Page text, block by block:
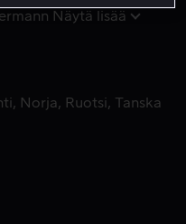
Näytä lisää
Norja Ruotsi Tanska